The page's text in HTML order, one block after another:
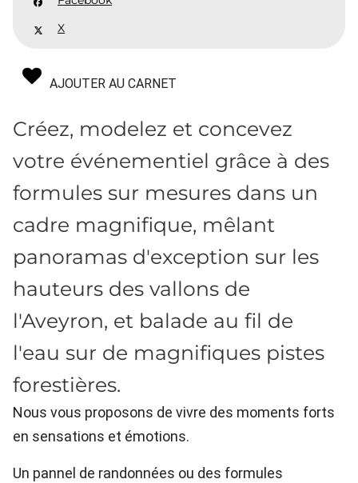
X
AJOUTER AU CARNET
Créez, modelez et concevez
votre événementiel grâce à des
formules sur mesures dans un
cadre magnifique, mêlant
panoramas d'exception sur les
hauteurs des vallons de
l'Aveyron, et balade au fil de
l'eau sur de magnifiques pistes
forestières.
Nous vous proposons de vivre des moments forts
en sensations et émotions.
Un pannel de randonnées ou des formules